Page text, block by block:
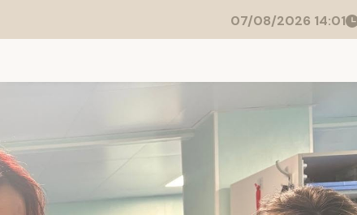
07/08/2026 14:01